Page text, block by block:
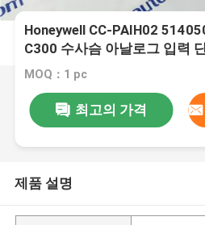
Honeywell CC-PAIH02
C300 수사슴 아날로그 입력
MOQ：1 pc
최고의 가격
제품 설명